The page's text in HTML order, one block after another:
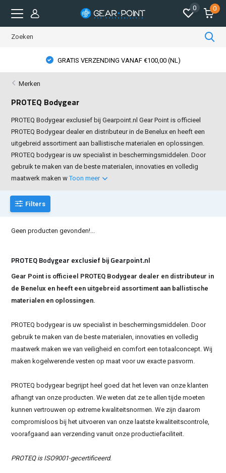
0 0
GRATIS VERZENDING VANAF €100,00 (NL)
Merken
PROTEQ Bodygear
PROTEQ Bodygear exclusief bij Gearpoint.nl Gear Point is officieel
PROTEQ Bodygear dealer en distributeur in de Benelux en heeft een
uitgebreid assortiment aan ballistische materialen en oplossingen.
PROTEQ bodygear is uw specialist in beschermingsmiddelen. Door
gebruik te maken van de beste materialen, innovaties en volledig
maatwerk maken wToon meer
Filters
Geen producten gevonden!...
PROTEQ Bodygear exclusief bij Gearpoint.nl
Gear Point is officieel PROTEQ Bodygear dealer en distributeur in
de Benelux en heeft een uitgebreid assortiment aan ballistische
materialen en oplossingen.
PROTEQ bodygear is uw specialist in beschermingsmiddelen. Door
gebruik te maken van de beste materialen, innovaties en volledig
maatwerk maken we van veiligheid en comfort een totaalconcept. Wij
maken kogelwerende vesten op maat voor uw exacte pasvorm.
PROTEQ bodygear begrijpt heel goed dat het leven van onze klanten
afhangt van onze producten. We weten dat ze te allen tijde moeten
kunnen vertrouwen op extreme kwaliteitsnormen. We zijn daarom
compromisloos bij het uitvoeren van onze laatste kwaliteitscontrole,
voorafgaand aan verzending vanuit onze productiefaciliteit.
PROTEQ is ISO9001-gecertificeerd.